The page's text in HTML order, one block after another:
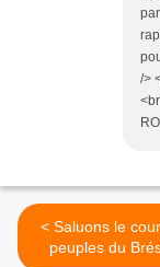
/>
< Saluons le courage des
peuples du